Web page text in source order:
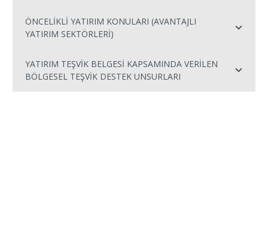
ÖNCELİKLİ YATIRIM KONULARI (AVANTAJLI
YATIRIM SEKTÖRLERİ)
YATIRIM TEŞVİK BELGESİ KAPSAMINDA VERİLEN
BÖLGESEL TEŞVİK DESTEK UNSURLARI